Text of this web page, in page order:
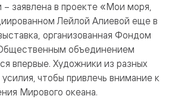
– заявлена в проекте «Мои моря,
Лейлой Алиевой еще в
организованная Фондом
объединением
впервые. Художники из разных
чтобы привлечь внимание к
Мирового океана.